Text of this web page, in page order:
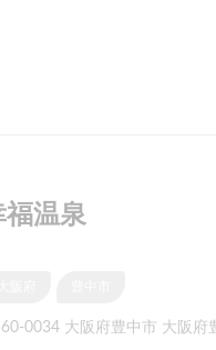
福温泉
0034 大阪府豊中市 大阪府